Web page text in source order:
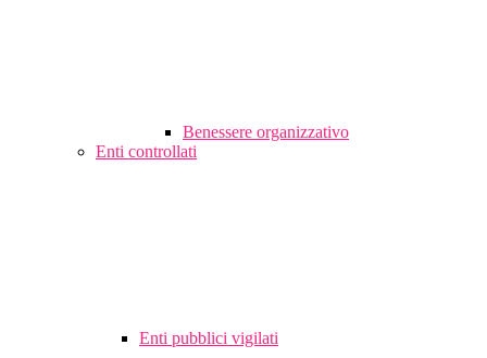
Benessere organizzativo
Enti controllati
Enti pubblici vigilati